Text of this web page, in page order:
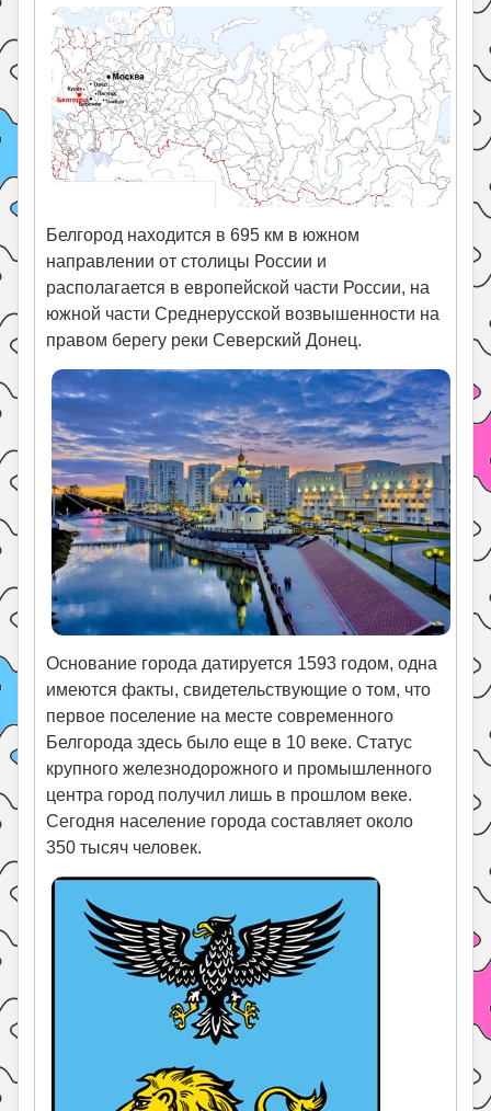
Белгород находится в 695 км в южном
направлении от столицы России и
располагается в европейской части России, на
южной части Среднерусской возвышенности на
правом берегу реки Северский Донец.
Основание города датируется 1593 годом, одна
имеются факты, свидетельствующие о том, что
первое поселение на месте современного
Белгорода здесь было еще в 10 веке. Статус
крупного железнодорожного и промышленного
центра город получил лишь в прошлом веке.
Сегодня население города составляет около
350 тысяч человек.